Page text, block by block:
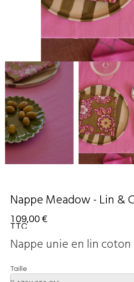
Nappe Meadow - Lin &
109,00 €
TTC
Nappe unie en lin coton
Taille